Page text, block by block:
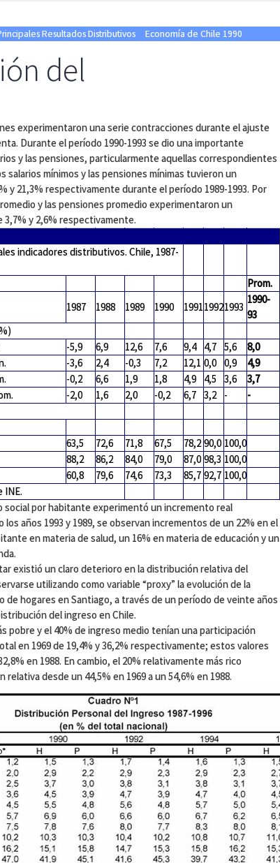
Resultados Distributivos Economía de Chile 1990
del
experimentaron una serie contracciones durante el ajuste
Durante el período 1990-1993 se dio una importante
y las pensiones, particularmente aquellas correspondientes
salarios mínimos y las pensiones mínimas tuvieron un
y 21,3% respectivamente durante el período 1989-1993. Por
y las pensiones promedio experimentaron un
3,7% y 2,6% respectivamente.
indicadores distributivos. Chile, 1987-
Prom.
1987
1988 1989 1990 199119921993
1990-
93
-5,9 6,9 12,6 7,6 9,4 4,7 5,6
8,0
-3,6 2,4 -0,3 7,2 12,1 0,0 0,9
4,9
-0,2 6,6 1,9 1,8 4,9 4,5 3,6
3,7
-2,0 1,6 2,0 -0,2 6,7 3,2 -
-
63,5 72,6 71,8 67,5 78,2 90,0 100,0
88,2 86,2 84,0 79,0 87,0 98,3 100,0
60,8 79,6 74,6 73,3 85,7 92,7 100,0
INE.
social por habitante experimentó un incremento real
años 1993 y 1989, se observan incrementos de un 22% en el
en materia de salud, un 16% en materia de educación y un
existió un claro deterioro en la distribución relativa del
utilizando como variable “proxy” la evolución de la
de hogares en Santiago, a través de un período de veinte años
del ingreso en Chile.
pobre y el 40% de ingreso medio tenían una participación
en 1969 de 19,4% y 36,2% respectivamente; estos valores
en 1988. En cambio, el 20% relativamente más rico
desde un 44,5% en 1969 a un 54,6% en 1988.